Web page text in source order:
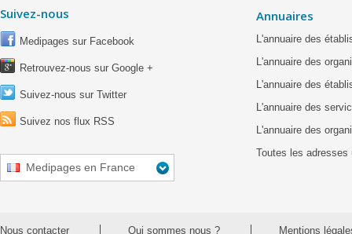
Suivez-nous
Medipages sur Facebook
Retrouvez-nous sur Google +
Suivez-nous sur Twitter
Suivez nos flux RSS
Medipages en France
Annuaires
L'annuaire des
L'annuaire des
L'annuaire des
L'annuaire des
L'annuaire des
Toutes les adresses
Nous contacter Qui sommes nous ? Mentions